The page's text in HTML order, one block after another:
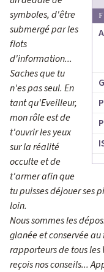
symboles, d'être
submergé par les
flots
d'information...
Saches que tu
n'es pas seul. En
tant qu'Eveilleur,
mon rôle est de
t'ouvrir les yeux
sur la réalité
occulte et de
t'armer afin que
tu puisses déjouer ses
loin.
Nous sommes les
glanée et conservée au
rapporteurs de tous les
reçois nos conseils...